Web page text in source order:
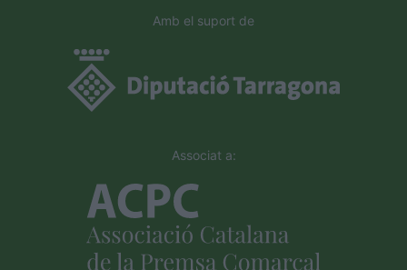
Amb el suport de
Associat a: